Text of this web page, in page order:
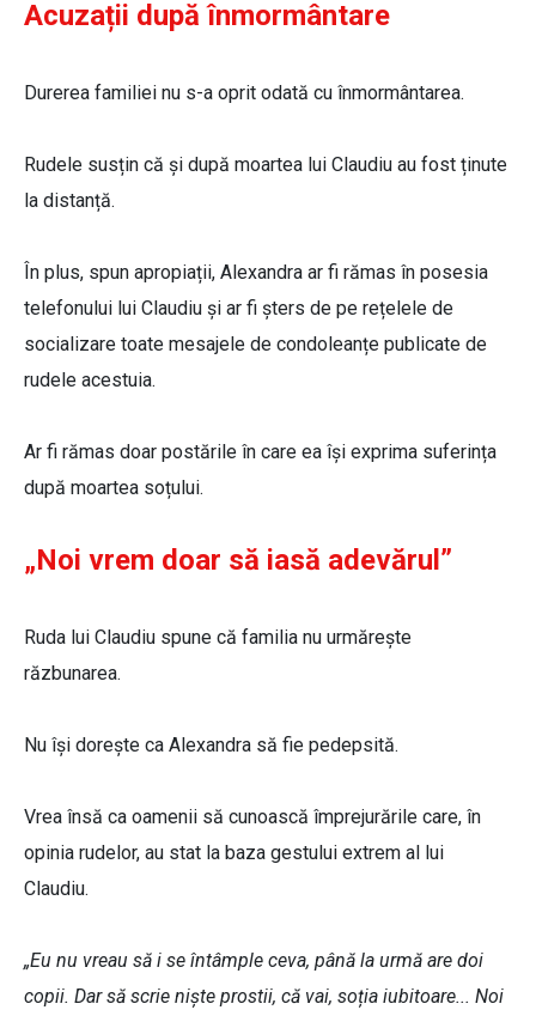
Acuzații după înmormântare
Durerea familiei nu s-a oprit odată cu înmormântarea.
Rudele susțin că și după moartea lui Claudiu au fost ținute
la distanță.
În plus, spun apropiații, Alexandra ar fi rămas în posesia
telefonului lui Claudiu și ar fi șters de pe rețelele de
socializare toate mesajele de condoleanțe publicate de
rudele acestuia.
Ar fi rămas doar postările în care ea își exprima suferința
după moartea soțului.
„Noi vrem doar să iasă adevărul”
Ruda lui Claudiu spune că familia nu urmărește
răzbunarea.
Nu își dorește ca Alexandra să fie pedepsită.
Vrea însă ca oamenii să cunoască împrejurările care, în
opinia rudelor, au stat la baza gestului extrem al lui
Claudiu.
„Eu nu vreau să i se întâmple ceva, până la urmă are doi
copii. Dar să scrie niște prostii, că vai, soția iubitoare... Noi